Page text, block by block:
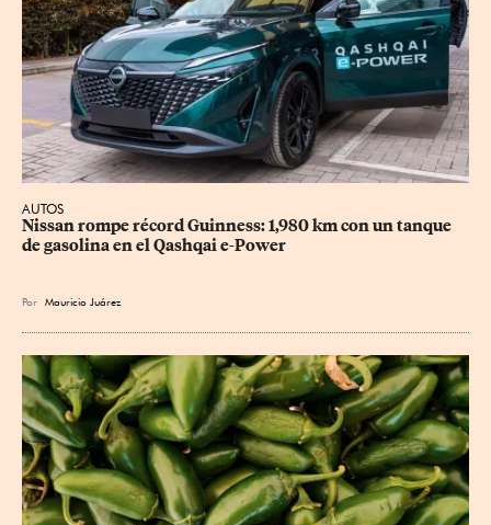
AUTOS
Nissan rompe récord Guinness: 1,980 km con un tanque
de gasolina en el Qashqai e-Power
Por Mauricio Juárez